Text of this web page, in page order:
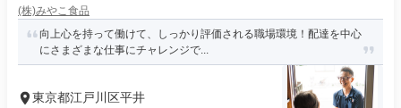
(株)みやこ食品
向上心を持って働けて、しっかり評価される職場環境！配達を中心
にさまざまな仕事にチャレンジで...
東京都江戸川区平井